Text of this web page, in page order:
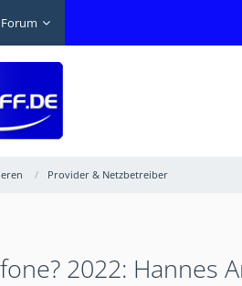
Forum
Provider & Netzbetreiber
2022: Hannes